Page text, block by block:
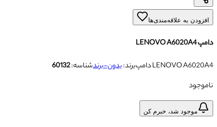
افزودن به علاقه‌مندی‌ها
دامپ LENOVO A6020A4
دامپ LENOVO A6020A4
برند:بدون-برندشناسه:60132
ناموجود
موجود شد، خبرم کن